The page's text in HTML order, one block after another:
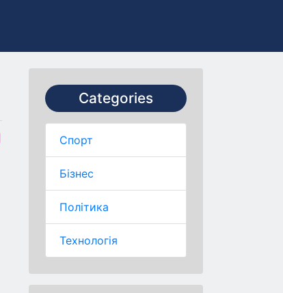
Categories
Спорт
Бізнес
Політика
Технологія